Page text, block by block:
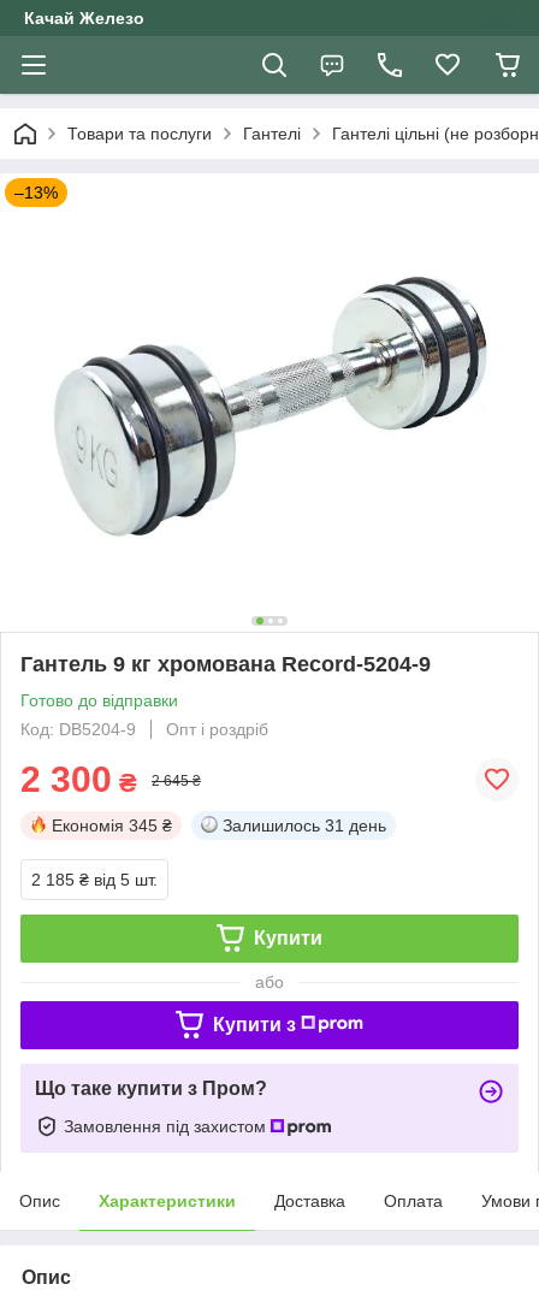
Качай Железо
Товари та послуги Гантелі Гантелі цільні (не
–13%
Гантель 9 кг хромована Record-5204-9
Готово до відправки
Код: DB5204-9
Опт і роздріб
2 300 ₴ 2 645 ₴
Економія 345 ₴ Залишилось 31 день
2 185 ₴ від 5 шт.
Купити
або
Купити з
Що таке купити з Пром?
Замовлення під захистом
Опис Характеристики Доставка Оплата Умови
Опис